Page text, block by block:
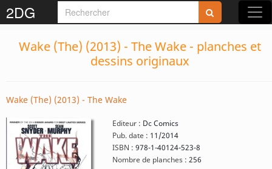
2DG
Wake (The) (2013) - The Wake - planches et
dessins originaux
Wake (The) (2013) - The Wake
Editeur : Dc Comics
Pub. date : 11/2014
ISBN : 978-1-40124-523-8
Nombre de planches : 256